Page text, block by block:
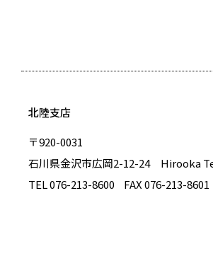
北陸支店
〒920-0031
石川県金沢市広岡2-12-24 Hirooka
TEL 076-213-8600
FAX 076-213-8601